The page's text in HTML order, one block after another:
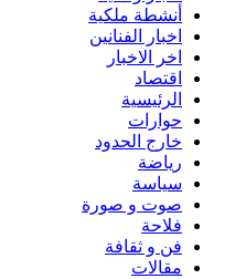
أنشطة ملكية
اخبار الفنانين
اخر الاخبار
اقتصاد
الرئيسية
حوارات
خارج الحدود
رياضة
سياسة
صوت و صورة
فلاحة
فن و ثقافة
مقالات